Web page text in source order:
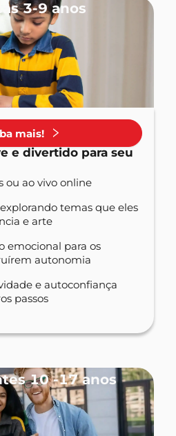
3-9 anos
mais!
e divertido para seu
ou ao vivo online
temas que eles
e arte
emocional para os
autonomia
e autoconfiança
passos
10 -17 anos